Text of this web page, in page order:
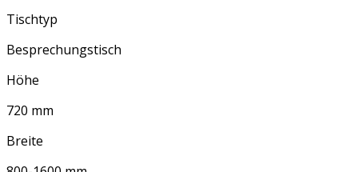
Tischtyp
Besprechungstisch
Höhe
720 mm
Breite